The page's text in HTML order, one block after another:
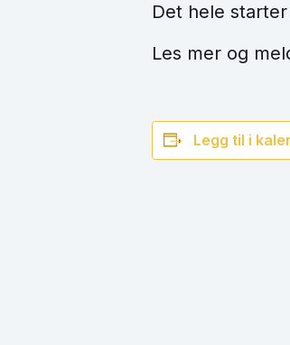
Det hele
Les mer og
Legg til i